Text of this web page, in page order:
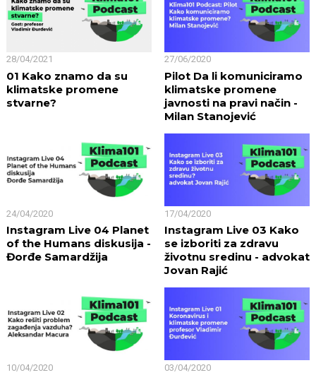
28/04/2021
01 Kako znamo da su
klimatske promene
stvarne?
27/06/2020
Pilot Da li komuniciramo
klimatske promene
javnosti na pravi način -
Milan Stanojević
24/04/2020
Instagram Live 04 Planet
of the Humans diskusija -
Đorđe Samardžija
17/04/2020
Instagram Live 03 Kako
se izboriti za zdravu
životnu sredinu - advokat
Jovan Rajić
10/04/2020 03/04/2020